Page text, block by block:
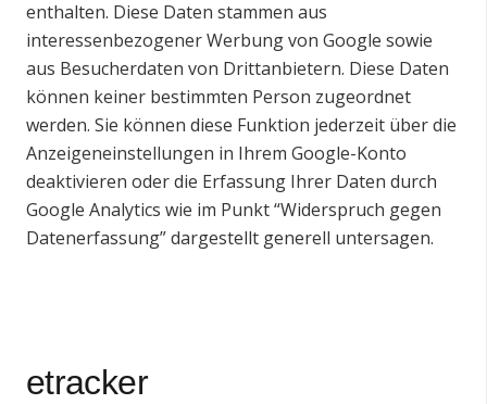
enthalten. Diese Daten stammen aus
interessenbezogener Werbung von Google sowie
aus Besucherdaten von Drittanbietern. Diese Daten
können keiner bestimmten Person zugeordnet
werden. Sie können diese Funktion jederzeit über die
Anzeigeneinstellungen in Ihrem Google-Konto
deaktivieren oder die Erfassung Ihrer Daten durch
Google Analytics wie im Punkt “Widerspruch gegen
Datenerfassung” dargestellt generell untersagen.
etracker